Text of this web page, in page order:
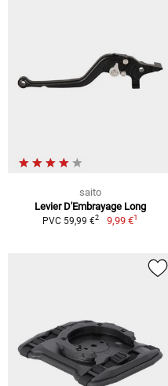
saito
Levier D'Embrayage Long
PVC 59,99 €2 9,99 €1